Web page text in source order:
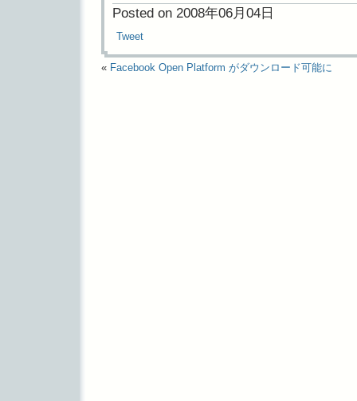
Posted on 2008年06月04日
Tweet
« Facebook Open Platform がダウンロード可能に